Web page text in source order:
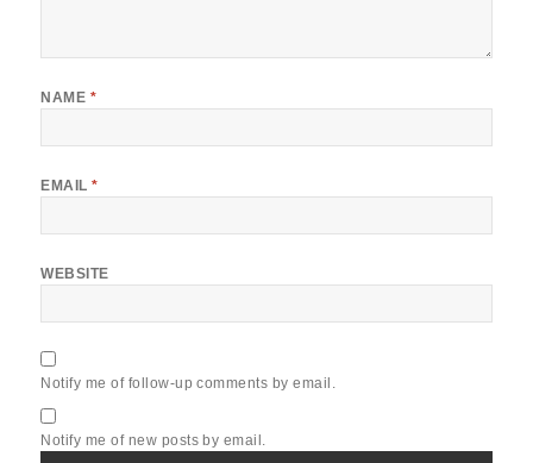
NAME *
EMAIL*
WEBSITE
Notify me of follow-up comments by email.
Notify me of new posts by email.